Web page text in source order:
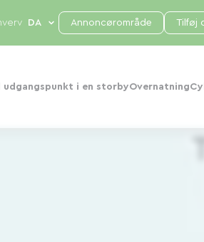
udgangspunkt i en storbyOvernatning
Annoncørområde Tilføj